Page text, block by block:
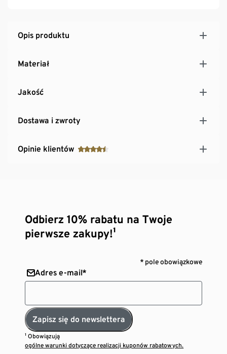
Opis produktu
Materiał
Jakość
Dostawa i zwroty
Opinie klientów
Odbierz 10% rabatu na Twoje
pierwsze zakupy!¹
* pole obowiązkowe
Adres e-mail*
Zapisz się do newslettera
¹ Obowiązują
ogólne warunki dotyczące realizacji kuponów rabatowych.